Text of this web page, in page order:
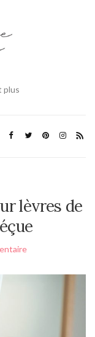
plus
lèvres de